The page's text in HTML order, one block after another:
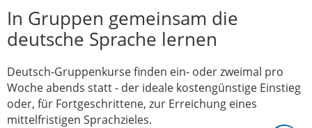
In Gruppen gemeinsam die
deutsche Sprache lernen
Deutsch-Gruppenkurse finden ein- oder zweimal pro
Woche abends statt - der ideale kostengünstige Einstieg
oder, für Fortgeschrittene, zur Erreichung eines
mittelfristigen Sprachzieles.